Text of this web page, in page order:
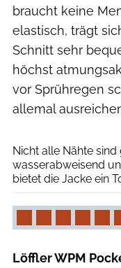
braucht keine
elastisch, trägt
Schnitt sehr
höchst
vor Sprühregen
allemal
Nicht alle Nähte
wasser­abweisend
bietet die Jacke ein
Löffler WPM